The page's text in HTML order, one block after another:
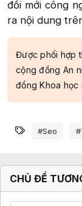
đổi mới công
ra nội dung
Được phối hợp
cộng đồng An
đồng Khoa học
Từ khóa
#seo
CHỦ ĐỀ